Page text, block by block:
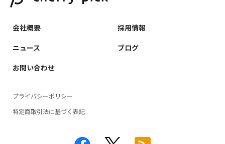
会社概要
採用情報
ニュース
ブログ
お問い合わせ
プライバシーポリシー
特定商取引法に基づく表記